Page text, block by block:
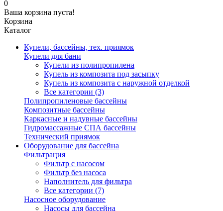
0
Ваша корзина пуста!
Корзина
Каталог
Купели, бассейны, тех. приямок
Купели для бани
Купели из полипропилена
Купель из композита под засыпку
Купель из композита с наружной отделкой
Все категории (3)
Полипропиленовые бассейны
Композитные бассейны
Каркасные и надувные бассейны
Гидромассажные СПА бассейны
Технический приямок
Оборудование для бассейна
Фильтрация
Фильтр с насосом
Фильтр без насоса
Наполнитель для фильтра
Все категории (7)
Насосное оборудование
Насосы для бассейна